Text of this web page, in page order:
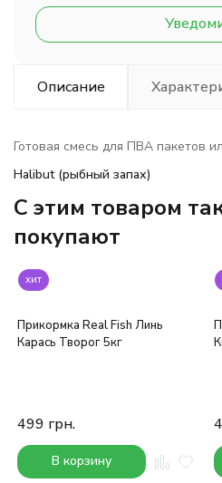
Описание
Готовая смесь для ПВА пакетов
Halibut (рыбный запах)
C этим товаром
покупают
хит
Прикормка Real Fish Линь
Карась Творог 5кг
499 грн.
В корзину